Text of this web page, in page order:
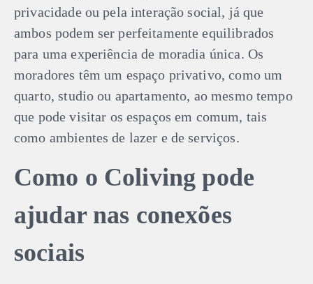
privacidade ou pela interação social, já que
ambos podem ser perfeitamente equilibrados
para uma experiência de moradia única. Os
moradores têm um espaço privativo, como um
quarto, studio ou apartamento, ao mesmo tempo
que pode visitar os espaços em comum, tais
como ambientes de lazer e de serviços.
Como o Coliving pode
ajudar nas conexões
sociais